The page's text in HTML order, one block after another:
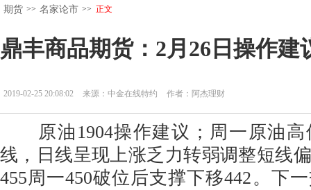
期货 >> 名家论市 >> 正文
鼎丰商品期货：2月26日操作建
2019-02-25 20:08:02 来源：中金在线特约 作者：阿杰理财
原油1904操作建议；周一原油高
线，日线呈现上涨乏力转弱调整短线
455周一450破位后支撑下移442。下